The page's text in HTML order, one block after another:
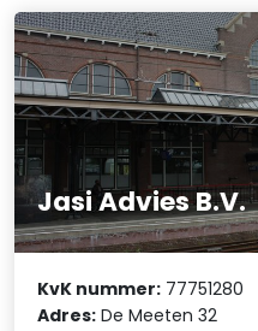
Jasi Advies B.V.
KvK nummer: 77751280
Adres: De Meeten 32